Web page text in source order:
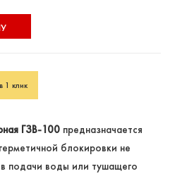
1 клик
ГЗВ-100 предназначается
блокировки не
подачи воды или тушащего